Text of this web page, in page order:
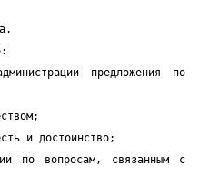
предложения по
и достоинство;
по вопросам, связанным с